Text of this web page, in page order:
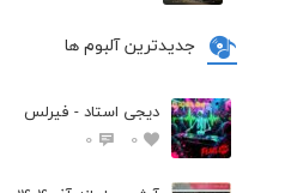
جدیدترین آلبوم ها
دیجی استاد - فیرلس
0
0